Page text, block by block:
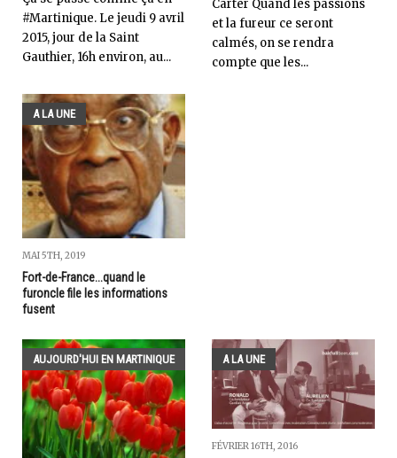
#Martinique. Le jeudi 9 avril
2015, jour de la Saint
Gauthier, 16h environ, au...
Carter Quand les passions
et la fureur ce seront
calmés, on se rendra
compte que les...
A LA UNE
MAI 5TH, 2019
Fort-de-France...quand le
furoncle file les informations
fusent
AUJOURD'HUI EN MARTINIQUE A LA UNE
FÉVRIER 16TH, 2016